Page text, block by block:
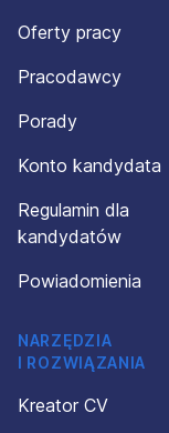
Oferty pracy
Pracodawcy
Porady
Konto kandydata
Regulamin dla
kandydatów
Powiadomienia
NARZĘDZIA
I ROZWIĄZANIA
Kreator CV